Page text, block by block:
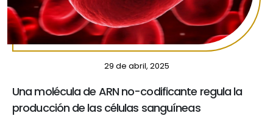
29 de abril, 2025
Una molécula de ARN no-codificante regula la
producción de las células sanguíneas